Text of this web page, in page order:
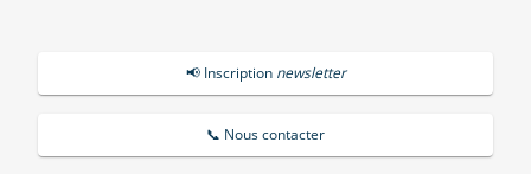
📢 Inscription newsletter
📞 Nous contacter